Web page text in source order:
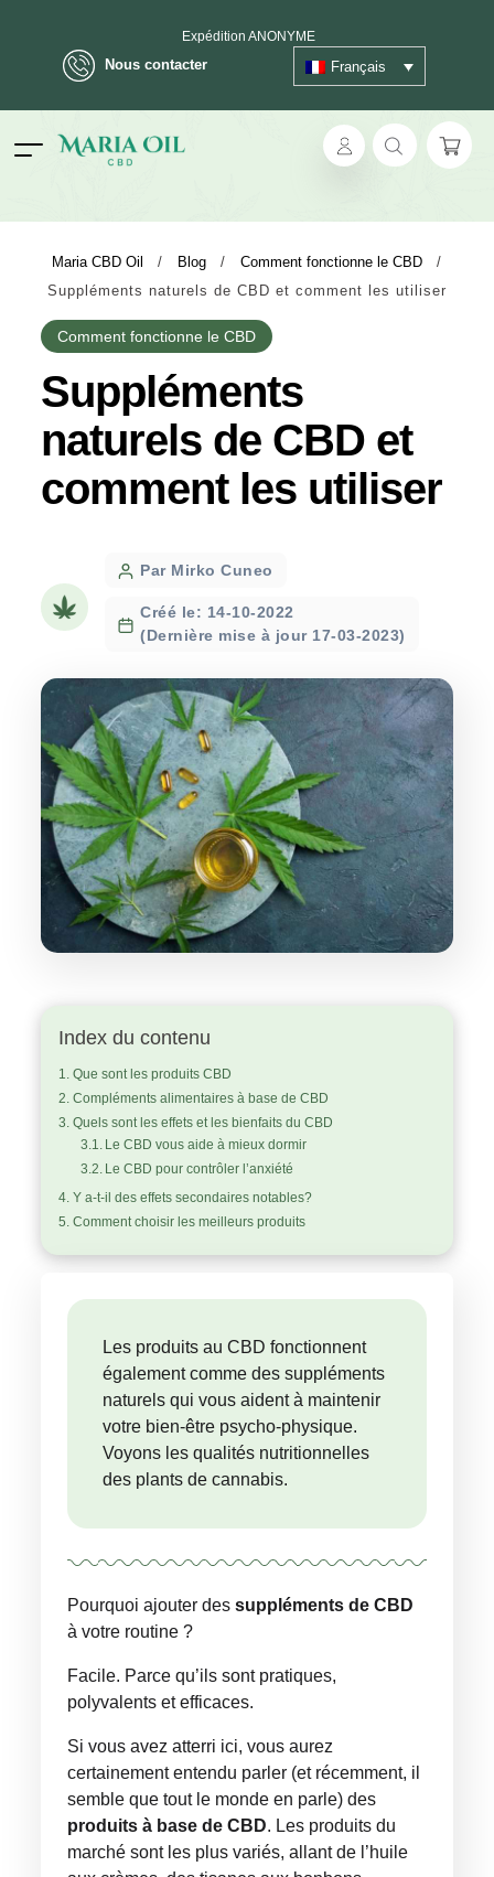
Nous contacter
Expédition ANONYME
Français
Maria CBD Oil / Blog / Comment fonctionne le CBD
/
Suppléments naturels de CBD et comment les utiliser
Comment fonctionne le CBD
Suppléments
naturels de CBD et
comment les utiliser
PostPar Mirko Cuneo
Créé le: 14-10-2022
(Dernière mise à jour 17-03-2023)
Index du contenu
Que sont les produits CBD
Compléments alimentaires à base de CBD
Quels sont les effets et les bienfaits du CBD
Le CBD vous aide à mieux dormir
Le CBD pour contrôler l’anxiété
Y a-t-il des effets secondaires notables?
Comment choisir les meilleurs produits
Les produits au CBD fonctionnent
également comme des suppléments
naturels qui vous aident à maintenir
votre bien-être psycho-physique.
Voyons les qualités nutritionnelles
des plants de cannabis.
Pourquoi ajouter dessuppléments de CBD
à votre routine ?
Facile. Parce qu’ils sont pratiques,
polyvalents et efficaces.
Si vous avez atterri ici, vous aurez
certainement entendu parler (et récemment, il
semble que tout le monde en parle) des
produits à base de CBD. Les produits du
marché sont les plus variés, allant de l’huile